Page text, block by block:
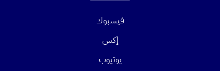
فيسبوك
إكس
يوتيوب